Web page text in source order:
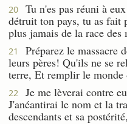
20
Tu n'es pas réuni à
détruit ton pays, tu as fait
plus jamais de la race des
21
Préparez le massacre
leurs pères! Qu'ils ne se
terre, Et remplir le monde
22
Je me lèverai contre
J'anéantirai le nom et la
descendants et sa